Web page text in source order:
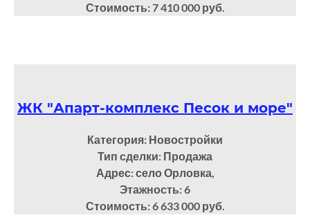
Стоимость: 7 410 000 руб.
ЖК "Апарт-комплекс Песок и море"
Категория: Новостройки
Тип сделки: Продажа
Адрес: село Орловка,
Этажность: 6
Стоимость: 6 633 000 руб.